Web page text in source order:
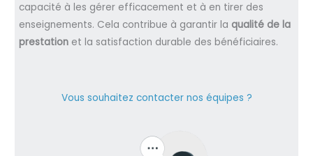
capacité à les gérer efficacement et à en tirer des
enseignements. Cela contribue à garantir la qualité de la
prestation et la satisfaction durable des bénéficiaires.
Vous souhaitez contacter nos équipes ?